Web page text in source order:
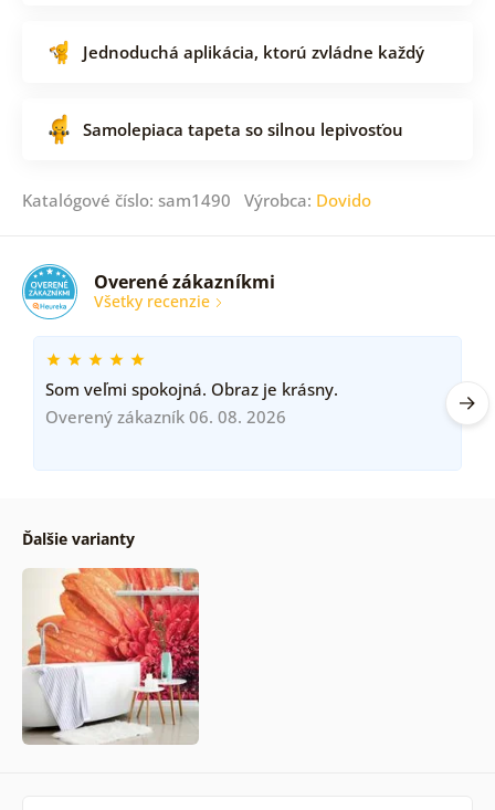
Jednoduchá aplikácia, ktorú zvládne každý
Samolepiaca tapeta so silnou lepivosťou
Katalógové číslo: sam1490 Výrobca: Dovido
Overené zákazníkmi
Všetky recenzie
Som veľmi spokojná. Obraz je krásny.
Overený zákazník 06. 08. 2026
Ďalšie varianty